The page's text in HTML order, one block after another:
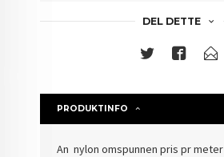
DEL DETTE
PRODUKTINFO
An nylon omspunnen pris pr meter